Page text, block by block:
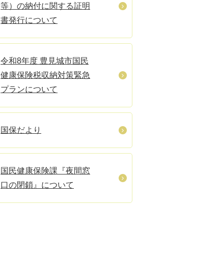
等）の納付に関する証明
書発行について
令和8年度 豊見城市国民
健康保険税収納対策緊急
プランについて
国保だより
国民健康保険課『夜間窓
口の閉鎖』について